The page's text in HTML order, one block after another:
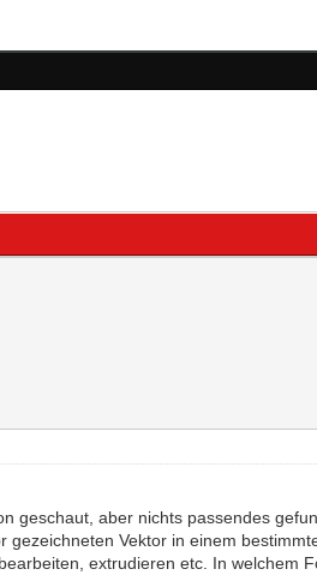
geschaut, aber nichts passendes
Vektor in einem
extrudieren etc. In welchem